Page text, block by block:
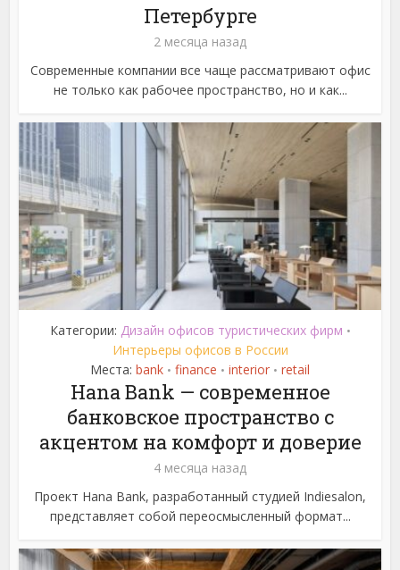
Петербурге
2 месяца назад
Современные компании все чаще рассматривают офис
не только как рабочее пространство, но и как...
Категории: Дизайн офисов туристических фирм •
Интерьеры офисов в России
Места: bank • finance • interior • retail
Hana Bank — современное
банковское пространство с
акцентом на комфорт и доверие
4 месяца назад
Проект Hana Bank, разработанный студией Indiesalon,
представляет собой переосмысленный формат...